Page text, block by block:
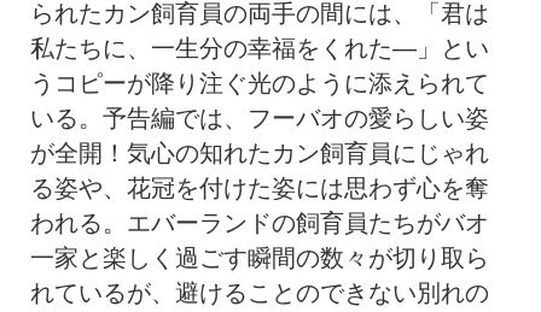
られたカン飼育員の両手の間には、「君は
私たちに、一生分の幸福をくれた―」とい
うコピーが降り注ぐ光のように添えられて
いる。予告編では、フーバオの愛らしい姿
が全開！気心の知れたカン飼育員にじゃれ
る姿や、花冠を付けた姿には思わず心を奪
われる。エバーランドの飼育員たちがバオ
一家と楽しく過ごす瞬間の数々が切り取ら
れているが、避けることのできない別れの